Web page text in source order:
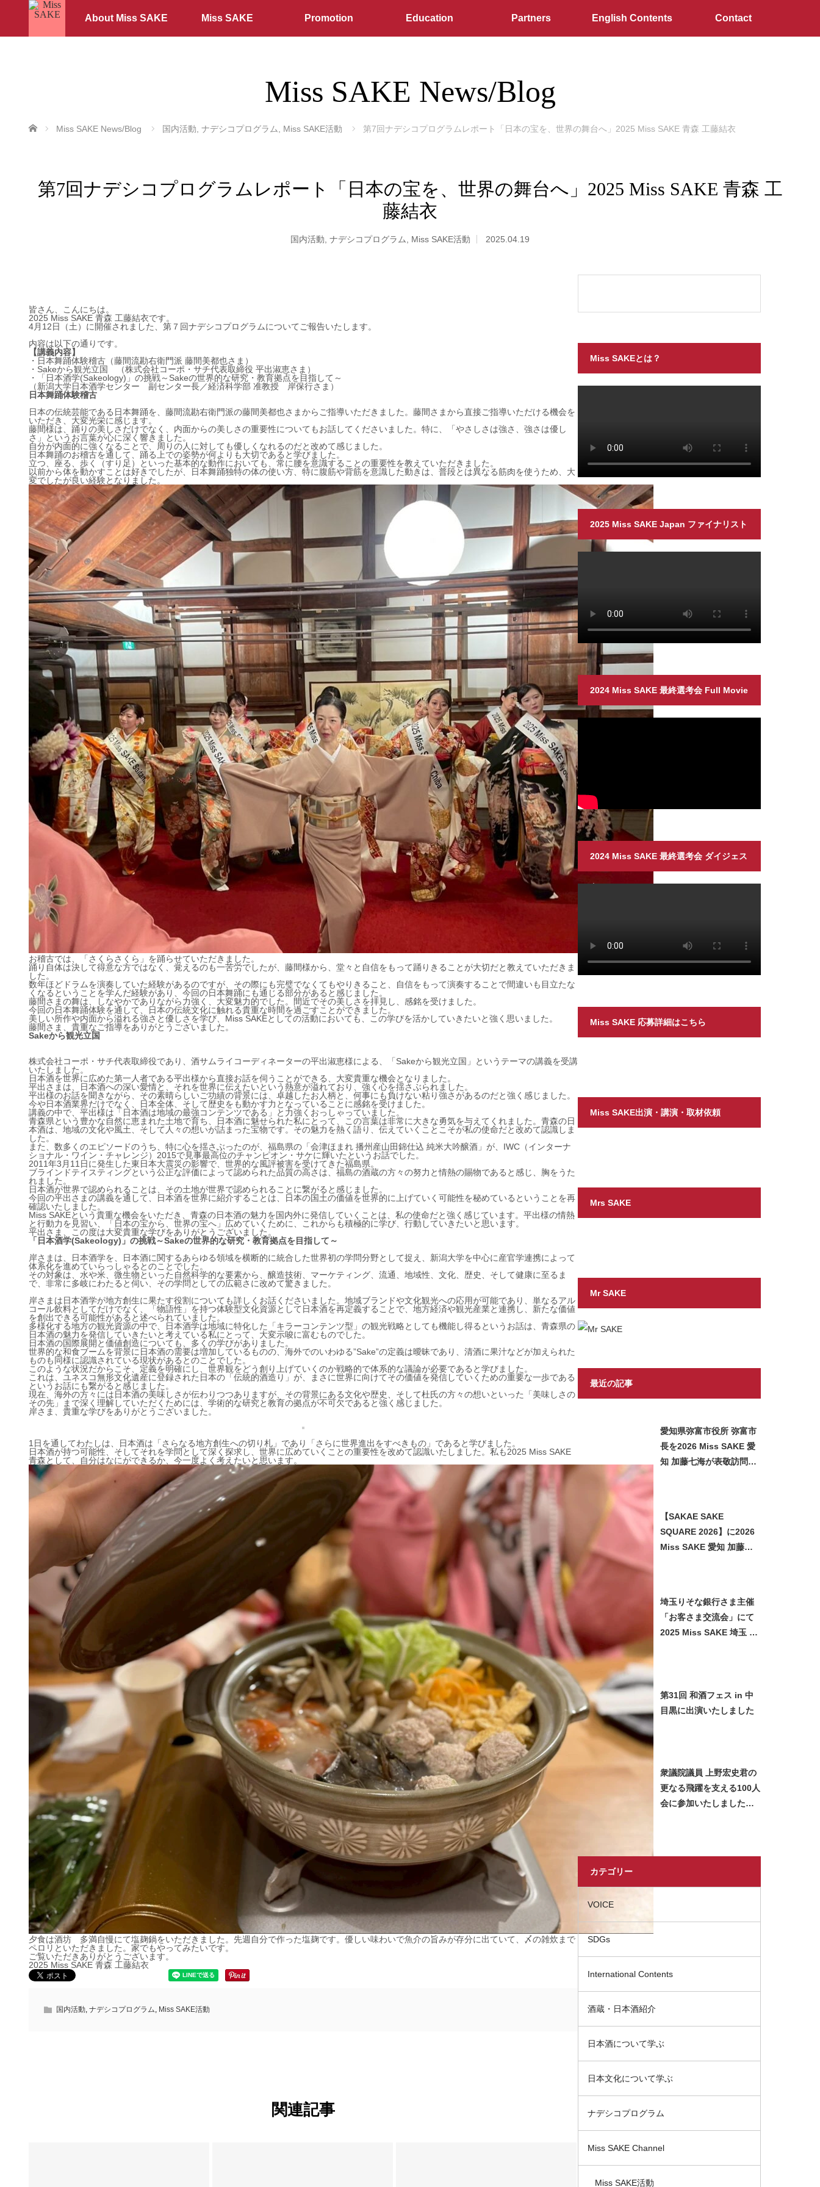
About Miss SAKE Miss SAKE Promotion Education Partners English Contents Contact
Miss SAKE News/Blog
ホーム Miss SAKE News/Blog 国内活動 ナデシコプログラム Miss SAKE活動 第7回ナデシコプログラムレポート「日本の宝を、世界の舞台へ」2025 Miss SAKE 青森 工藤結衣
第7回ナデシコプログラムレポート「日本の宝を、世界の舞台へ」2025 Miss SAKE 青森 工
藤結衣
国内活動 ナデシコプログラム Miss SAKE活動 2025.04.19
皆さん、こんにちは。
2025 Miss SAKE 青森 工藤結衣です。
4月12日（土）に開催されました、第７回ナデシコプログラムについてご報告いたします。
内容は以下の通りです。
【講義内容】
・日本舞踊体験稽古（藤間流勘右衛門派 藤間美都也さま）
・Sakeから観光立国 （株式会社コーポ・サチ代表取締役 平出淑恵さま）
・「日本酒学(Sakeology)」の挑戦～Sakeの世界的な研究・教育拠点を目指して～
（新潟大学日本酒学センター 副センター長／経済科学部 准教授 岸保行さま）
日本舞踊体験稽古
日本の伝統芸能である日本舞踊を、藤間流勘右衛門派の藤間美都也さまからご指導いただきました。藤間さまから直接ご指導いただける機会を
いただき、大変光栄に感じます。
藤間様は、踊りの美しさだけでなく、内面からの美しさの重要性についてもお話してくださいました。特に、「やさしさは強さ、強さは優し
さ」というお言葉が心に深く響きました。
自分が内面的に強くなることで、周りの人に対しても優しくなれるのだと改めて感じました。
日本舞踊のお稽古を通して、踊る上での姿勢が何よりも大切であると学びました。
立つ、座る、歩く（すり足）といった基本的な動作においても、常に腰を意識することの重要性を教えていただきました。
以前から体を動かすことは好きでしたが、日本舞踊独特の体の使い方、特に腹筋や背筋を意識した動きは、普段とは異なる筋肉を使うため、大
変でしたが良い経験となりました。
お稽古では、「さくらさくら」を踊らせていただきました。
踊り自体は決して得意な方ではなく、覚えるのも一苦労でしたが、藤間様から、堂々と自信をもって踊りきることが大切だと教えていただきま
した。
数年ほどドラムを演奏していた経験があるのですが、その際にも完璧でなくてもやりきること、自信をもって演奏することで間違いも目立たな
くなるということを学んだ経験があり、今回の日本舞踊にも通じる部分があると感じました。
藤間さまの舞は、しなやかでありながら力強く、大変魅力的でした。間近でその美しさを拝見し、感銘を受けました。
今回の日本舞踊体験を通して、日本の伝統文化に触れる貴重な時間を過ごすことができました。
美しい所作や内面から溢れる強さと優しさを学び、Miss SAKEとしての活動においても、この学びを活かしていきたいと強く思いました。
藤間さま、貴重なご指導をありがとうございました。
Sakeから観光立国
株式会社コーポ・サチ代表取締役であり、酒サムライコーディネーターの平出淑恵様による、「Sakeから観光立国」というテーマの講義を受講
いたしました。
日本酒を世界に広めた第一人者である平出様から直接お話を伺うことができる、大変貴重な機会となりました。
平出さまは、日本酒への深い愛情と、それを世界に伝えたいという熱意が溢れており、強く心を揺さぶられました。
平出様のお話を聞きながら、その素晴らしいご功績の背景には、卓越したお人柄と、何事にも負けない粘り強さがあるのだと強く感じました。
今や日本酒業界だけでなく、日本全体、そして歴史をも動かす力となっていることに感銘を受けました。
講義の中で、平出様は「日本酒は地域の最強コンテンツである」と力強くおっしゃっていました。
青森県という豊かな自然に恵まれた土地で育ち、日本酒に魅せられた私にとって、この言葉は非常に大きな勇気を与えてくれました。青森の日
本酒は、地域の文化や風土、そして人々の想いが詰まった宝物です。その魅力を熱く語り、伝えていくことこそが私の使命だと改めて認識しま
した。
また、数多くのエピソードのうち、特に心を揺さぶったのが、 福島県の「会津ほまれ 播州産山田錦仕込 純米大吟醸酒」が、IWC（インターナ
ショナル・ワイン・チャレンジ）2015で見事最高位のチャンピオン・サケに輝いたというお話でした。
2011年3月11日に発生した東日本大震災の影響で、世界的な風評被害を受けてきた福島県。
ブラインドテイスティングという公正な評価によって認められた品質の高さは、福島の酒蔵の方々の努力と情熱の賜物であると感じ、胸をうた
れました。
日本酒が世界で認められることは、その土地が世界で認められることに繋がると感じました。
今回の平出さまの講義を通して、日本酒を世界に紹介することは、日本の国土の価値を世界的に上げていく可能性を秘めているということを再
確認いたしました。
Miss SAKEという貴重な機会をいただき、青森の日本酒の魅力を国内外に発信していくことは、私の使命だと強く感じています。平出様の情熱
と行動力を見習い、「日本の宝から、世界の宝へ」広めていくために、これからも積極的に学び、行動していきたいと思います。
平出さま、この度は大変貴重な学びをありがとうございました。
「日本酒学(Sakeology)」の挑戦～Sakeの世界的な研究・教育拠点を目指して～
岸さまは、日本酒学を、日本酒に関するあらゆる領域を横断的に統合した世界初の学問分野として捉え、新潟大学を中心に産官学連携によって
体系化を進めていらっしゃるとのことでした。
その対象は、水や米、微生物といった自然科学的な要素から、醸造技術、マーケティング、流通、地域性、文化、歴史、そして健康に至るま
で、非常に多岐にわたると伺い、その学問としての広範さに改めて驚きました。
岸さまは日本酒学が地方創生に果たす役割についても詳しくお話くださいました。地域ブランドや文化観光への応用が可能であり、単なるアル
コール飲料としてだけでなく、「物語性」を持つ体験型文化資源として日本酒を再定義することで、地方経済や観光産業と連携し、新たな価値
を創出できる可能性があると述べられていました。
多様化する地方の観光資源の中で、日本酒学は地域に特化した「キラーコンテンツ型」の観光戦略としても機能し得るというお話は、青森県の
日本酒の魅力を発信していきたいと考えている私にとって、大変示唆に富むものでした。
日本酒の国際展開と価値創造についても、多くの学びがありました。
世界的な和食ブームを背景に日本酒の需要は増加しているものの、海外でのいわゆる”Sake”の定義は曖昧であり、清酒に果汁などが加えられた
ものも同様に認識されている現状があるとのことでした。
このような状況だからこそ、定義を明確にし、世界観をどう創り上げていくのか戦略的で体系的な議論が必要であると学びました。
これは、ユネスコ無形文化遺産に登録された日本の「伝統的酒造り」が、まさに世界に向けてその価値を発信していくための重要な一歩である
というお話にも繋がると感じました。
現在、海外の方々には日本酒の美味しさが伝わりつつありますが、その背景にある文化や歴史、そして杜氏の方々の想いといった「美味しさの
その先」まで深く理解していただくためには、学術的な研究と教育の拠点が不可欠であると強く感じました。
岸さま、貴重な学びをありがとうございました。
1日を通してわたしは、日本酒は「さらなる地方創生への切り札」であり「さらに世界進出をすべきもの」であると学びました。
日本酒が持つ可能性、そしてそれを学問として深く探求し、世界に広めていくことの重要性を改めて認識いたしました。私も2025 Miss SAKE
青森として、自分はなにができるか、今一度よく考えたいと思います。
夕食は酒坊 多満自慢にて塩麹鍋をいただきました。先週自分で作った塩麹です。優しい味わいで魚介の旨みが存分に出ていて、〆の雑炊まで
ペロリといただきました。家でもやってみたいです。
ご覧いただきありがとうございます。
2025 Miss SAKE 青森 工藤結衣
国内活動, ナデシコプログラム, Miss SAKE活動
関連記事
Miss SAKEとは？
2025 Miss SAKE Japan ファイナリスト
2024 Miss SAKE 最終選考会 Full Movie
2024 Miss SAKE 最終選考会 ダイジェス
ト
Miss SAKE 応募詳細はこちら
Miss SAKE出演・講演・取材依頼
Mrs SAKE
Mr SAKE
最近の記事
愛知県弥富市役所 弥富市
長を2026 Miss SAKE 愛
知 加藤七海が表敬訪問い
【SAKAE SAKE
SQUARE 2026】に2026
Miss SAKE 愛知 加藤七
埼玉りそな銀行さま主催
「お客さま交流会」にて
2025 Miss SAKE 埼玉 石
第31回 和酒フェス in 中
目黒に出演いたしました
衆議院議員 上野宏史君の
更なる飛躍を支える100人
会に参加いたしました＿
カテゴリー
VOICE
SDGs
International Contents
酒蔵・日本酒紹介
日本酒について学ぶ
日本文化について学ぶ
ナデシコプログラム
Miss SAKE Channel
Miss SAKE活動